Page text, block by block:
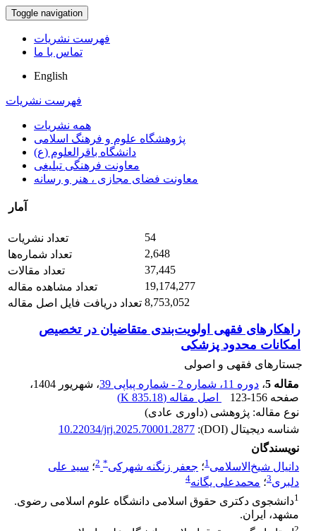
Toggle navigation
فهرست نشریات
تماس با ما
English
فهرست نشریات
همه نشریات
پژوهشگاه علوم و فرهنگ اسلامی
دانشگاه باقرالعلوم (ع)
معاونت فرهنگی تبلیغی
معاونت فضای مجازی ، هنر و رسانه
آمار
تعداد نشریات
54
تعداد شماره‌ها
2,648
تعداد مقالات
37,445
تعداد مشاهده مقاله
19,174,277
تعداد دریافت فایل اصل مقاله 8,753,052
راهکارهای فقهی اولویت‌بندی متقاضیان در تخصیص
امکانات محدود پزشکی
جستارهای فقهی و اصولی
مقاله 5
، دوره 11، شماره 2 - شماره پیاپی 39 ، شهریور 1404
،
صفحه 123-156 اصل مقاله (835.18 K
)
نوع مقاله: پژوهشی (داوری عادی)
شناسه دیجیتال (DOI):
10.22034/jrj.2025.70001.2877
نویسندگان
دانیال شیخ‌الاسلامی 1؛ جعفر زنگنه شهرکی*
2؛ سید علی
دلبری3؛ محمدعلی یگانه4
1دانشجوی دکتری حقوق اسلامی دانشگاه علوم اسلامی رضوی.
مشهد، ایران.